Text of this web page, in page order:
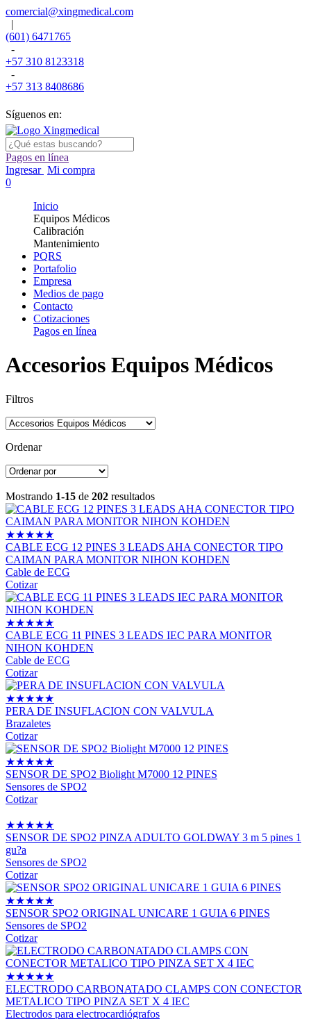
comercial@xingmedical.com
|
(601) 6471765
-
+57 310 8123318
-
+57 313 8408686
Síguenos en:
Pagos en línea
Ingresar Mi compra
0
Inicio
Equipos Médicos
Calibración
Mantenimiento
PQRS
Portafolio
Empresa
Medios de pago
Contacto
Cotizaciones
Pagos en línea
Accesorios Equipos Médicos
Filtros
Ordenar
Mostrando 1-15 de 202 resultados
★★★★★
CABLE ECG 12 PINES 3 LEADS AHA CONECTOR TIPO
CAIMAN PARA MONITOR NIHON KOHDEN
Cable de ECG
Cotizar
★★★★★
CABLE ECG 11 PINES 3 LEADS IEC PARA MONITOR
NIHON KOHDEN
Cable de ECG
Cotizar
★★★★★
PERA DE INSUFLACION CON VALVULA
Brazaletes
Cotizar
★★★★★
SENSOR DE SPO2 Biolight M7000 12 PINES
Sensores de SPO2
Cotizar
★★★★★
SENSOR DE SPO2 PINZA ADULTO GOLDWAY 3 m 5 pines 1
gu?a
Sensores de SPO2
Cotizar
★★★★★
SENSOR SPO2 ORIGINAL UNICARE 1 GUIA 6 PINES
Sensores de SPO2
Cotizar
★★★★★
ELECTRODO CARBONATADO CLAMPS CON CONECTOR
METALICO TIPO PINZA SET X 4 IEC
Electrodos para electrocardiógrafos